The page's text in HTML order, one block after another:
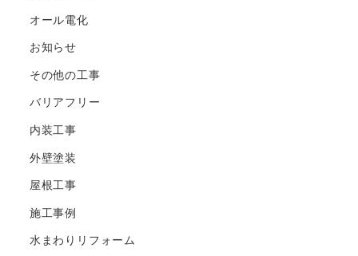
オール電化
お知らせ
その他の工事
バリアフリー
内装工事
外壁塗装
屋根工事
施工事例
水まわりリフォーム